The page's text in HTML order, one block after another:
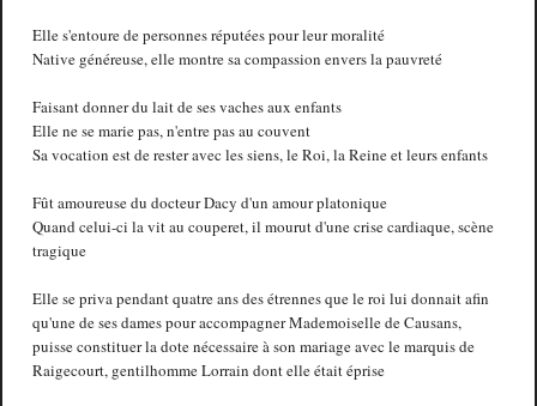
Elle s'entoure de personnes réputées pour leur moralité
Native généreuse, elle montre sa compassion envers la pauvreté
Faisant donner du lait de ses vaches aux enfants
Elle ne se marie pas, n'entre pas au couvent
Sa vocation est de rester avec les siens, le Roi, la Reine et leurs enfants
Fût amoureuse du docteur Dacy d'un amour platonique
Quand celui-ci la vit au couperet, il mourut d'une crise cardiaque, scène
tragique
Elle se priva pendant quatre ans des étrennes que le roi lui donnait afin
qu'une de ses dames pour accompagner Mademoiselle de Causans,
puisse constituer la dote nécessaire à son mariage avec le marquis de
Raigecourt, gentilhomme Lorrain dont elle était éprise